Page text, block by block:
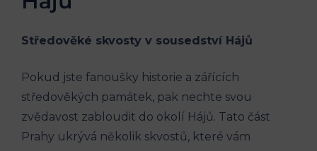
Středověké skvosty ⁣v ⁤sousedství Hájů
Pokud jste ⁣fanoušky historie a zářících
středověkých ‌památek, pak nechte ‍svou⁤
zvědavost zabloudit do okolí Hájů. Tato část
Prahy ukrývá několik skvostů, které vám